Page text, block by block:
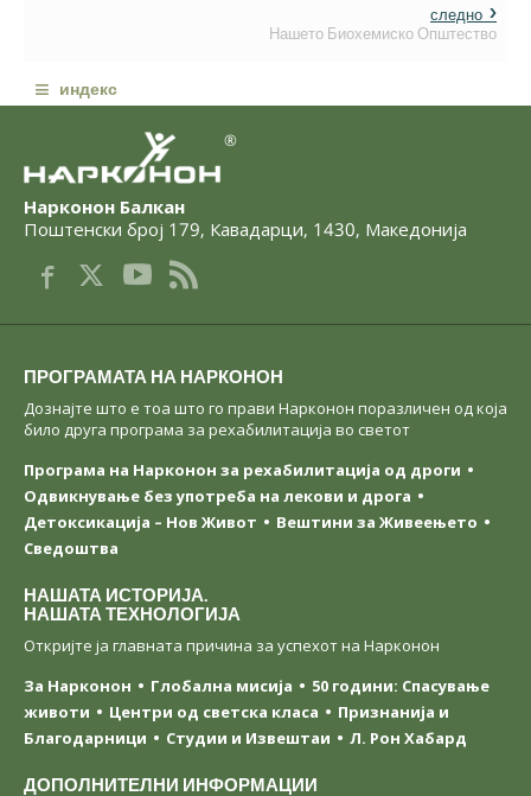
следно
Нашето Биохемиско Општество
≡ индекс
®
Нарконон Балкан
Поштенски број 179, Кавадарци, 1430, Македонија
ПРОГРАМАТА НА НАРКОНОН
Дознајте што е тоа што го прави Нарконон поразличен од која
било друга програма за рехабилитација во светот
Програма на Нарконон за рехабилитација од дроги
Одвикнување без употреба на лекови и дрога
Детоксикација – Нов Живот
Вештини за Живеењетo
Сведоштва
НАШАТА ИСТОРИЈА.
НАШАТА ТЕХНОЛОГИЈА
Откријте ја главната причина за успехот на Нарконон
За Нарконон
Глобална мисија
50 години: Спасување
животи
Центри од светска класa
Признанија и
Благодарници
Студии и Извештаи Л. Рон Хабард
ДОПОЛНИТЕЛНИ ИНФОРМАЦИИ